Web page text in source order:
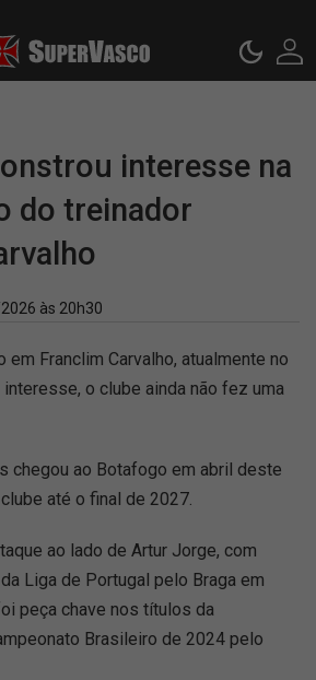
interesse na
do treinador
às 20h30
em Franclim Carvalho, atualmente no
o clube ainda não fez uma
chegou ao Botafogo em abril deste
até o final de 2027.
ao lado de Artur Jorge, com
Liga de Portugal pelo Braga em
peça chave nos títulos da
Brasileiro de 2024 pelo